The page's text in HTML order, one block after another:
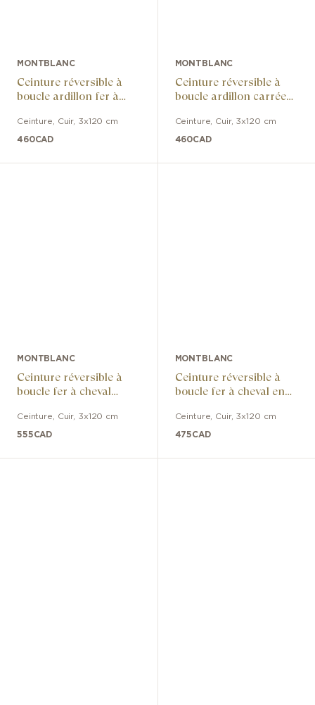
MONTBLANC
Ceinture réversible à
boucle ardillon fer à
en cuir noir/bleu
Ceinture, Cuir, 3x120 cm
460CAD
MONTBLANC
Ceinture réversible à
boucle ardillon carrée
noir/marron
Ceinture, Cuir, 3x120 cm
460CAD
MONTBLANC
Ceinture réversible à
boucle fer à cheval
noir/marron
Ceinture Cuir, 3x120 cm
555CAD
MONTBLANC
Ceinture réversible à
boucle fer à cheval en
Ceinture Cuir, 3x120 cm
475CAD